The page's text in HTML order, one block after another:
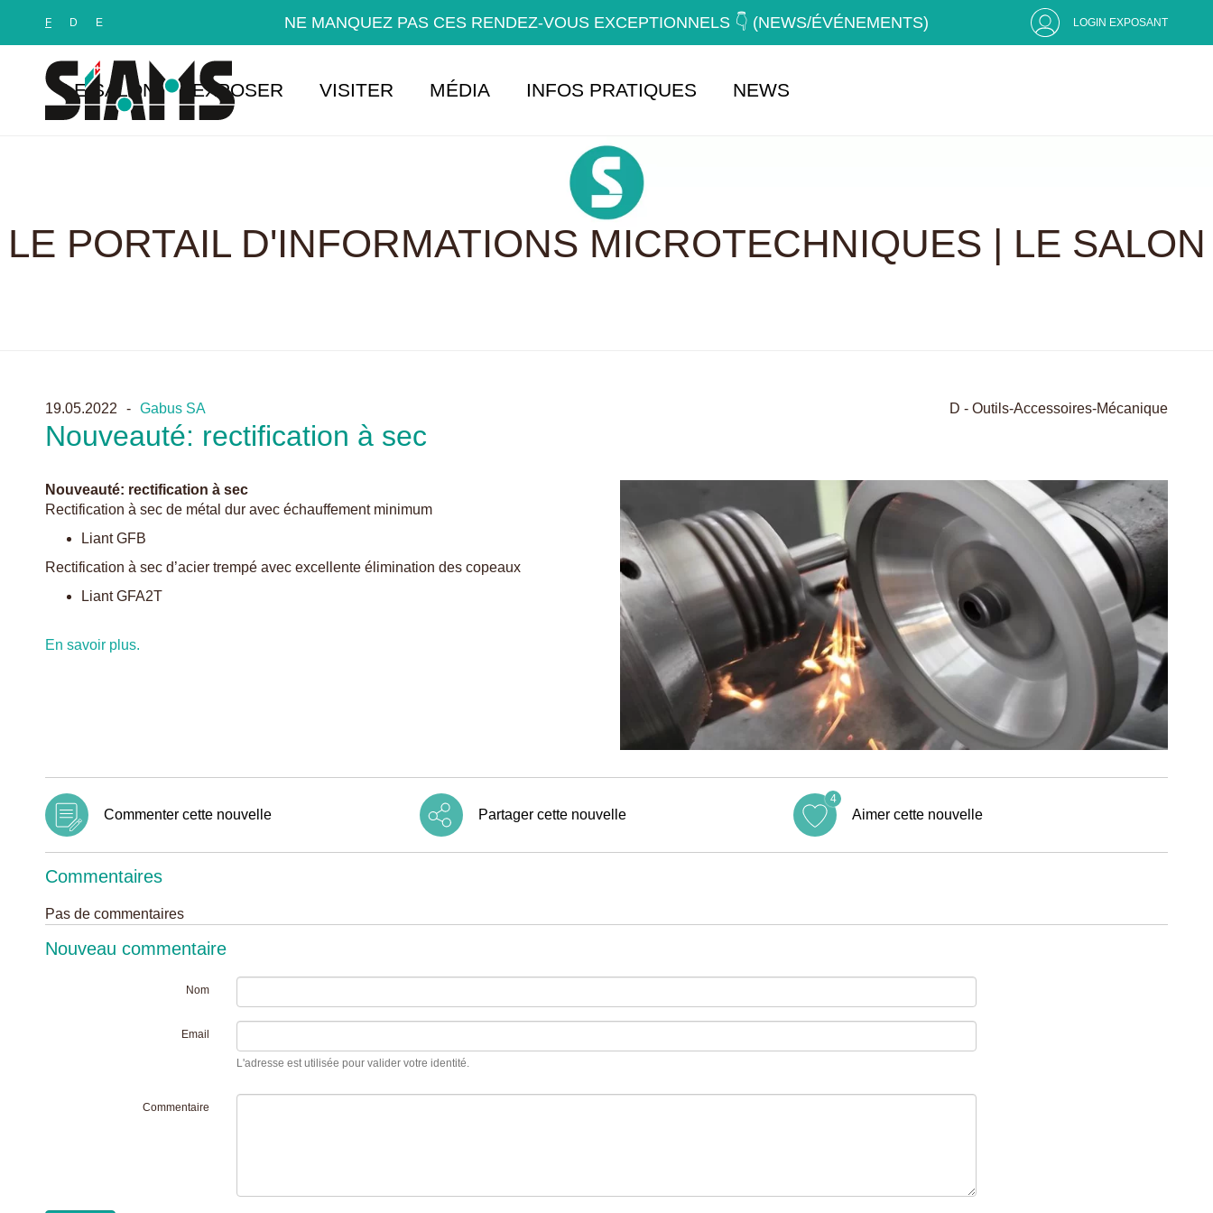
F D E NE MANQUEZ PAS CES RENDEZ-VOUS EXCEPTIONNELS 👇 (NEWS/ÉVÉNEMENTS) LOGIN EXPOSANT
LE SALON EXPOSER VISITER MÉDIA INFOS PRATIQUES NEWS
LE PORTAIL D'INFORMATIONS MICROTECHNIQUES | LE SALON
19.05.2022 Gabus SA D - Outils-Accessoires-Mécanique
Nouveauté: rectification à sec
Nouveauté: rectification à sec
Rectification à sec de métal dur avec échauffement minimum
Liant GFB
Rectification à sec d’acier trempé avec excellente élimination des copeaux
Liant GFA2T
En savoir plus.
Commenter cette nouvelle Partager cette nouvelle Aimer cette nouvelle
4
Commentaires
Pas de commentaires
Nouveau commentaire
Nom
Email
L'adresse est utilisée pour valider votre identité.
Commentaire